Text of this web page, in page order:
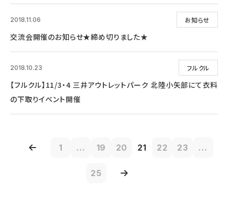
お知らせ
2018.11.06
交流会開催のお知らせ★締め切りました★
フルクル
2018.10.23
【フルクル】11/3・4 三井アウトレットパーク 北陸小矢部にて衣料
の下取りイベント開催
1 ... 19 20 21 22 23 ...
25